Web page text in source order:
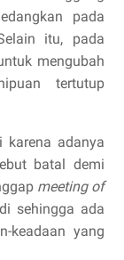
pada
itu, pada
mengubah
tertutup
karena adanya
batal demi
meeting of
sehingga ada
keadaan yang